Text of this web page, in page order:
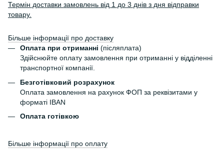
Термін доставки замовлень від 1 до 3 днів з дня відправки
товару.
Більше інформації про доставку
Оплата при отриманні (післяплата)
Здійснюйте оплату замовлення при отриманні у відділенні
транспортної компанії.
Безготівковий розрахунок
Оплата замовлення на рахунок ФОП за реквізитами у
форматі IBAN
Оплата готівкою
Більше інформації про оплату